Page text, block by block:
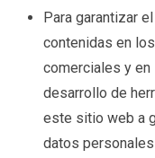
Para garantizar
contenidas en los
comerciales y en
desarrollo de
este sitio web a
datos